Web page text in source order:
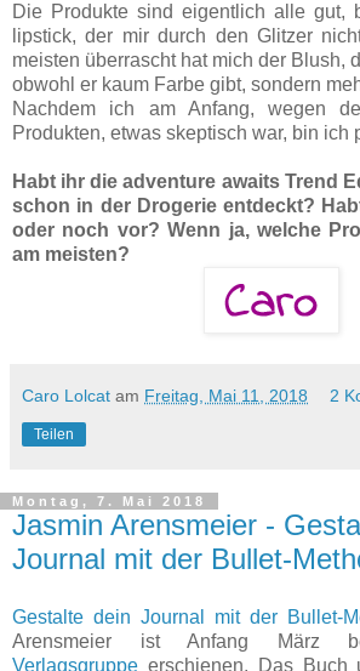
Die Produkte sind eigentlich alle gut,
lipstick, der mir durch den Glitzer
meisten überrascht hat mich der Blush,
obwohl er kaum Farbe gibt, sondern
Nachdem ich am Anfang, wegen
Produkten, etwas skeptisch war, bin ich
Habt ihr die adventure awaits Trend
schon in der Drogerie entdeckt?
oder noch vor? Wenn ja, welche
am meisten?
Caro Lolcat am Freitag, Mai 11, 2018 2
Teilen
Montag, 7. Mai 2018
Jasmin Arensmeier -
Journal mit der Bullet-
Gestalte dein Journal mit der Bullet-
Arensmeier ist Anfang März
Verlagsgruppe erschienen. Das Buch